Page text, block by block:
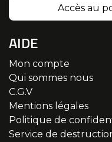
Accès au
AIDE
Mon compte
Qui sommes nous
C.G.V
Mentions légales
Politique de
Service de